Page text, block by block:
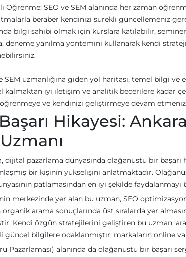
Öğrenme: SEO ve SEM alanında her zaman
beraber kendinizi sürekli güncellemeniz
bilgi sahibi olmak için kurslara katılabilir,
deneme yanılma yöntemini kullanarak kendi
SEM uzmanlığına giden yol haritası, temel bilgi
kalmaktan iyi iletişim ve analitik becerilere kadar
ve kendinizi geliştirmeye devam
Başarı Hikayesi:
dijital pazarlama dünyasında olağanüstü bir başarı
bir kişinin yükselişini anlatmaktadır.
patlamasından en iyi şekilde faydalanmayı
merkezinde yer alan bu uzman, SEO
arama sonuçlarında üst sıralarda yer
Kendi özgün stratejilerini geliştiren bu uzman,
bilgilere odaklanmıştır. markaların online
Pazarlaması) alanında da olağanüstü bir başarı